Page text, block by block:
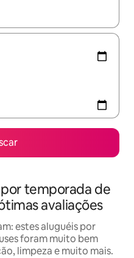
disponíveis, explore-os
temporada de
avaliações
estes aluguéis por
foram muito bem
limpeza e muito mais.